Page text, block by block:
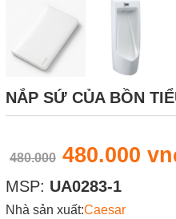
NẮP SỨ CỦA BỒN
480.000 480.000
MSP: UA0283-1
Nhà sản xuất:Caesar